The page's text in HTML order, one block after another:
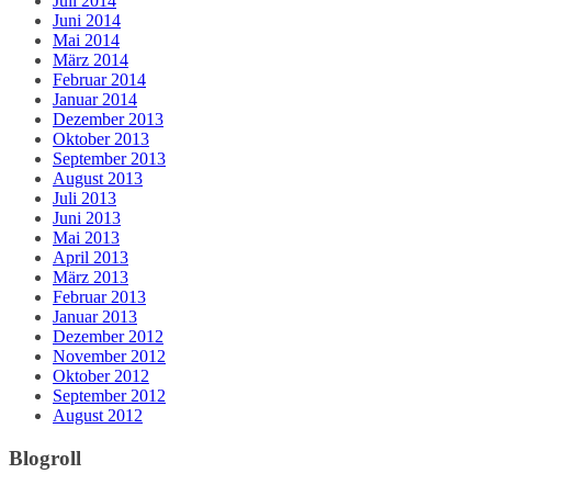
Juni 2014
Mai 2014
März 2014
Februar 2014
Januar 2014
Dezember 2013
Oktober 2013
September 2013
August 2013
Juli 2013
Juni 2013
Mai 2013
April 2013
März 2013
Februar 2013
Januar 2013
Dezember 2012
November 2012
Oktober 2012
September 2012
August 2012
Blogroll